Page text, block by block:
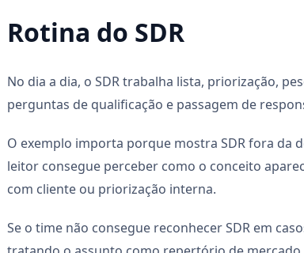
Rotina do SDR
No dia a dia, o SDR trabalha lista, priorização,
perguntas de qualificação e passagem de
O exemplo importa porque mostra SDR fora da
leitor consegue perceber como o conceito
com cliente ou priorização interna.
Se o time não consegue reconhecer SDR em